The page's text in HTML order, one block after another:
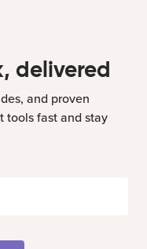
delivered
and proven
tools fast and stay